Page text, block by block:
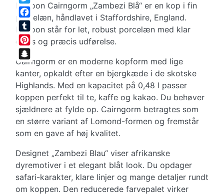
Twitter
Facebook
Tumblr
Pinterest
Snapchat
Dunoon Cairngorm „Zambezi Blå“ er en kop i fin
porcelæn, håndlavet i Staffordshire, England.
Dunoon står for let, robust porcelæn med klar
glans og præcis udførelse.
Cairngorm er en moderne kopform med lige
kanter, opkaldt efter en bjergkæde i de skotske
Highlands. Med en kapacitet på 0,48 l passer
koppen perfekt til te, kaffe og kakao. Du behøver
sjældnere at fylde op. Cairngorm betragtes som
en større variant af Lomond-formen og fremstår
som en gave af høj kvalitet.
Designet „Zambezi Blau“ viser afrikanske
dyremotiver i et elegant blåt look. Du opdager
safari-karakter, klare linjer og mange detaljer rundt
om koppen. Den reducerede farvepalet virker